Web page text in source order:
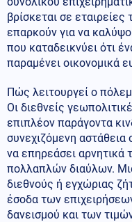
βρίσκεται σε
επαρκούν για να
που καταδεικνύει ότι
παραμένει οικονομικά
Πώς λειτουργεί ο
Οι διεθνείς
επιπλέον παράγοντα
συνεχιζόμενη
να επηρεάσει αρνητικά
πολλαπλών διαύλων.
διεθνούς ή εγχώριας
έσοδα των
δανεισμού και των